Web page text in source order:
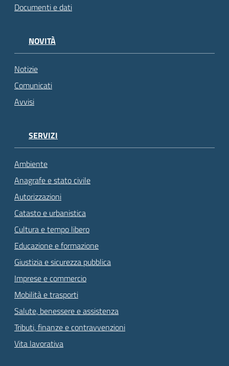
Documenti e dati
NOVITÀ
Notizie
Comunicati
Avvisi
SERVIZI
Ambiente
Anagrafe e stato civile
Autorizzazioni
Catasto e urbanistica
Cultura e tempo libero
Educazione e formazione
Giustizia e sicurezza pubblica
Imprese e commercio
Mobilità e trasporti
Salute, benessere e assistenza
Tributi, finanze e contravvenzioni
Vita lavorativa